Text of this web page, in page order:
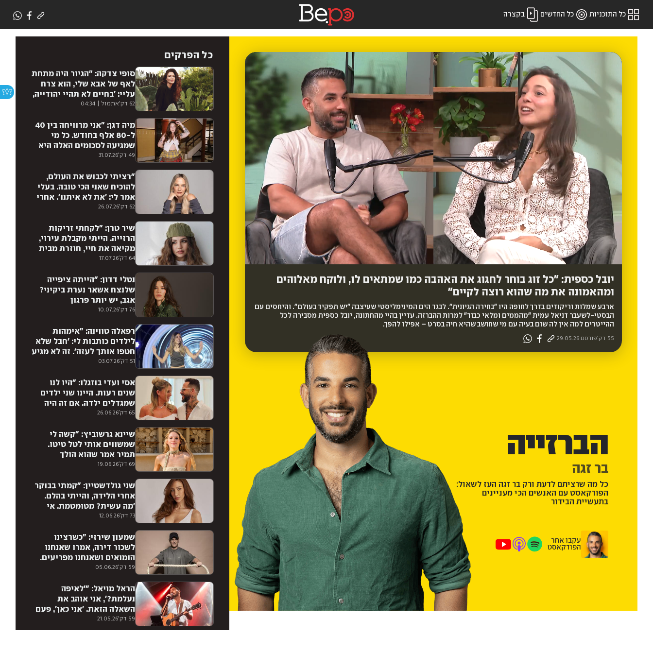
כל התוכניות כל החדשים בקצרה
כל הפרקים
62 דק' אתמול | 04:34
סופי צדקה: "הגיור היה מתחת
לאף של אבא שלי, הוא צרח
עליי: 'בחיים לא תהיי יהודייה,
לנצח תישארי השומרונית
עד יומו האחרון"
49 דק' 31.07.26
מיה דגן: "אני מרוויחה בין 40
ל-80 אלף בחודש. כל מי
שמגיעה לסכומים האלה היא
בהכרח מוכשרת
62 דק' 26.07.26
"רציתי לכבוש את העולם,
להוכיח שאני הכי טובה. בעלי
אמר לי: 'את לא איתנו'. אחרי
חצי שנה ג'וליה רוברטס באה"
64 דק' 17.07.26
שיר טרן: "לקחתי זריקות
הרזייה. הייתי מקבלת עירוי,
מקיאה את חיי, חוזרת מבית
החולים ולוקחת בבית עוד
76 דק' 10.07.26
נטלי דדון: "הייתה ציפייה
שלנצח אשאר נערת ביקיני?
אגב, יש יותר פרגון
כשמתפשטים אחרי גיל 40"
51 דק' 03.07.26
רפאלה טווינה: "אימהות
לילדים כותבות לי: 'חבל שלא
חטפו אותך לעזה'. זה לא מגיע
לי. אני לא מאחלת לגל לעבור
65 דק' 26.06.26
אסי ועדי בוזגלו: "היו לנו
שנים רעות. היינו שני ילדים
שמגדלים ילדה. אם זה היה
כמו היום, אנחנו גרושים מזמן.
ויתרנו"
69 דק' 19.06.26
שיינא גרשוביץ: "קשה לי
שמשווים אותי לטל טיטו.
תמיר אמר שהוא הולך
להתאהב ב'אח הגדול', לא
73 דק' 12.06.26
שני גולדשטיין: "קמתי בבוקר
אחרי הלידה, והייתי בהלם.
'מה עשית? מטומטמת. אי
אפשר להתחרט'. הייתי
59 דק' 05.06.26
שמעון שירזי: "כשרצינו
לשכור דירה, אמרו שאנחנו
הומואים ושאנחנו מפריעים.
היו אומרים עלינו 'הם נגועים
59 דק' 21.05.26
הראל מויאל: "'לאיפה
נעלמת?', אני אוהב את
השאלה הזאת. 'אני כאן', פעם
הייתי מתנצל בקטע הזה. לא
נעלמתי, אני עושה מוזיקה"
HD
יובל כספית: "כל זוג בוחר לחגוג את האהבה כמו שמתאים לו, ולוקח מאלוהים
ומהאמונה את מה שהוא רוצה לקיים"
ארבע שמלות וריקודים בדרך לחופה היו "בחירה הגיונית". לבגד הים המינימליסטי שעיצבה "יש תפקיד בעולם". והיחסים עם
הבסטי-לשעבר דניאל עמית "מהממים ומלאי כבוד" למרות ההברזה. עדיין בהיי מהחתונה, יובל כספית מסבירה לכל
ההייטרים למה אין לה שום בעיה עם מי שחושב שהיא חיה בסרט – אפילו להפך.
55 דק' פורסם 29.05.26
הברזייה
בר זגה
כל מה שרציתם לדעת ורק בר זגה העז לשאול:
הפודקאסט עם האנשים הכי מעניינים
בתעשיית הבידור
עקבו אחר
הפודקאסט